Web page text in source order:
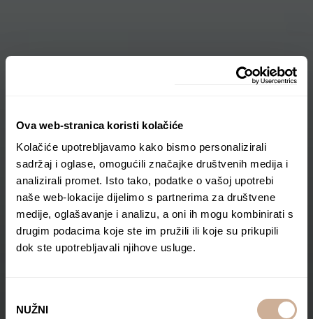
Ova web-stranica koristi kolačiće
Kolačiće upotrebljavamo kako bismo personalizirali
sadržaj i oglase, omogućili značajke društvenih medija i
analizirali promet. Isto tako, podatke o vašoj upotrebi
naše web-lokacije dijelimo s partnerima za društvene
medije, oglašavanje i analizu, a oni ih mogu kombinirati s
drugim podacima koje ste im pružili ili koje su prikupili
dok ste upotrebljavali njihove usluge.
pristanka
NUŽNI